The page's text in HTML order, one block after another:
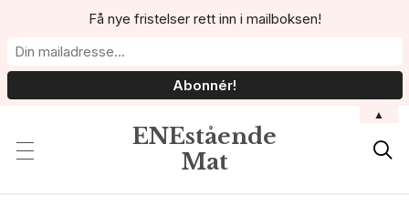
ENEstående
Mat

Få nye fristelser rett inn i mailboksen!
▲